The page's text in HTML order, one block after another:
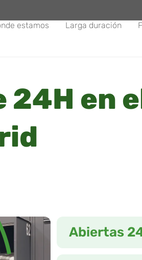
estamos
Larga duración
en
Abiertas